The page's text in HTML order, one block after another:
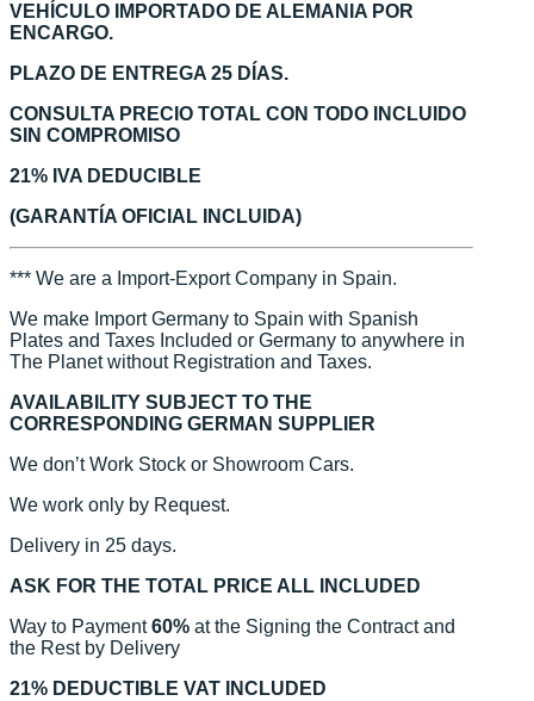
VEHÍCULO IMPORTADO DE ALEMANIA POR
ENCARGO.
PLAZO DE ENTREGA 25 DÍAS.
CONSULTA PRECIO TOTAL CON TODO INCLUIDO
SIN COMPROMISO
21% IVA DEDUCIBLE
(GARANTÍA OFICIAL INCLUIDA)
*** We are a Import-Export Company in Spain.
We make Import Germany to Spain with Spanish
Plates and Taxes Included or Germany to anywhere in
The Planet without Registration and Taxes.
AVAILABILITY SUBJECT TO THE
CORRESPONDING GERMAN SUPPLIER
We don’t Work Stock or Showroom Cars.
We work only by Request.
Delivery in 25 days.
ASK FOR THE TOTAL PRICE ALL INCLUDED
Way to Payment60% at the Signing the Contract and
the Rest by Delivery
21% DEDUCTIBLE VAT INCLUDED